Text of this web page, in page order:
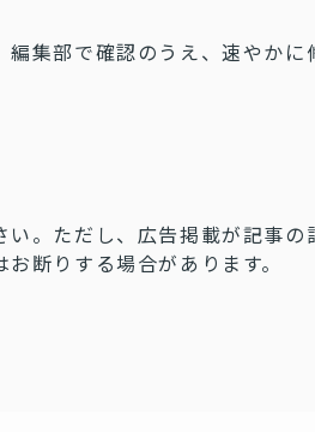
集部で確認のうえ、速やかに
い。ただし、広告掲載が記事の
断りする場合があります。